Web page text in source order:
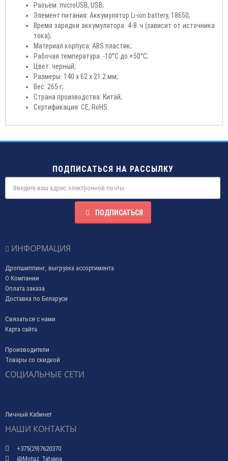
Разъём: microUSB, USB;
Элемент питания: Аккумулятор Li-ion battery, 18650;
Время зарядки аккумулятора: 4-8 ч (зависит от источника
тока);
Материал корпуса: ABS пластик;
Рабочая температура: -10°С до +50°С;
Цвет: черный;
Размеры: 140 x 62 x 21.2 мм;
Вес: 265 г;
Страна производства: Китай;
Сертификация: CE, RoHS.
ПОДПИСАТЬСЯ НА РАССЫЛКУ
ПОДПИСАТЬСЯ
ИНФОРМАЦИЯ
Дропшиппинг, выгрузка ассортимента
О Компании
Оплата заказа
Доставка по Беларуси
Связаться с нами
Карта сайта
Производители
Товары со скидкой
СОЦИАЛЬНЫЕ СЕТИ
Личный Кабинет
НАШИ КОНТАКТЫ
+375(29)7620370
@Motuz_Tatyana